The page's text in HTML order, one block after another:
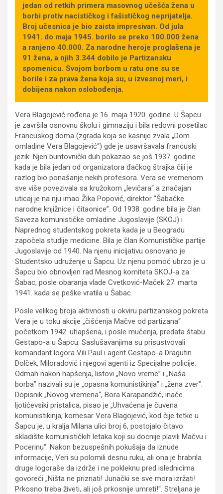
jedan od retkih primera masovnog učešća žena u
borbi protiv nacističkog i fašističkog neprijatelja.
Broj učesnica je bio zaista impresivan. Od jula
1941. do maja 1945. borilo se preko 100.000 žena
a ranjeno 40.000. Za narodne heroje proglašena je
91 žena, a njih 3.344 dobilo je Partizansku
spomenicu. Svojom borbom u ratu one su se
borile i za prava žena koja su, u izvesnoj meri, i
dobijena nakon oslobođenja.
Vera Blagojević rođena je 16. maja 1920. godine. U Šapcu
je završila osnovnu školu i gimnaziju i bila redovni posetilac
Francuskog doma (zgrada koja se kasnije zvala „Dom
omladine Vera Blagojević“) gde je usavršavala francuski
jezik. Njen buntovnički duh pokazao se još 1937. godine
kada je bila jedan od organizatora đačkog štrajka čiji je
razlog bio ponašanje nekih profesora. Vera se vremenom
sve više povezivala sa kružokom „levičara“ a značajan
uticaj je na nju imao Žika Popović, direktor “Šabačke
narodne knjižnice i čitaonice”. Od 1938. godine bila je član
Saveza komunističke omladine Jugoslavije (SKOJ) i
Naprednog studentskog pokreta kada je u Beogradu
započela studije medicine. Bila je član Komunističke partije
Jugoslavije od 1940. Na njenu inicijativu osnovano je
Studentsko udruženje u Šapcu. Uz njenu pomoć ubrzo je u
Šapcu bio obnovljen rad Mesnog komiteta SKOJ-a za
Šabac, posle obaranja vlade Cvetković-Maček 27. marta
1941. kada se peške vratila u Šabac.
Posle velikog broja aktivnosti u okviru partizanskog pokreta
Vera je u toku akcije „čišćenja Mačve od partizana“
početkom 1942. uhapšena, i posle mučenja, predata štabu
Gestapo-a u Šapcu. Saslušavanjima su prisustvovali
komandant logora Vili Paul i agent Gestapo-a Dragutin
Dolček, Miloradović i njegovi agenti iz Specijalne policije.
Odmah nakon hapšenja, listovi „Novo vreme” i „Naša
borba” nazivali su je „opasna komunistikinja” i „žena zver”.
Dopisnik „Novog vremena“, Bora Karapandžić, inače
ljotićevsiki pristalica, pisao je „Uhvaćena je čuvena
komunistikinja, komesar Vera Blagojević, kod čije tetke u
Šapcu je, u kralja Milana ulici broj 6, postojalo čitavo
skladište komunističkih letaka koji su docnije plavili Mačvu i
Pocerinu“. Nakon bezuspešnih pokušaja da iznude
informacije, Veri su polomili desnu ruku, ali ona je hrabrila
druge logoraše da izdrže i ne pokleknu pred islednicima
govoreći „Ništa ne priznati! Junački se sve mora izržati!
Prkosno treba živeti, ali još prkosnije umreti!“. Streljana je